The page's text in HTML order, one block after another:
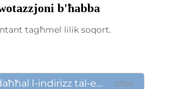
b'ħabba
tagħmel lilik soqort.
0/100